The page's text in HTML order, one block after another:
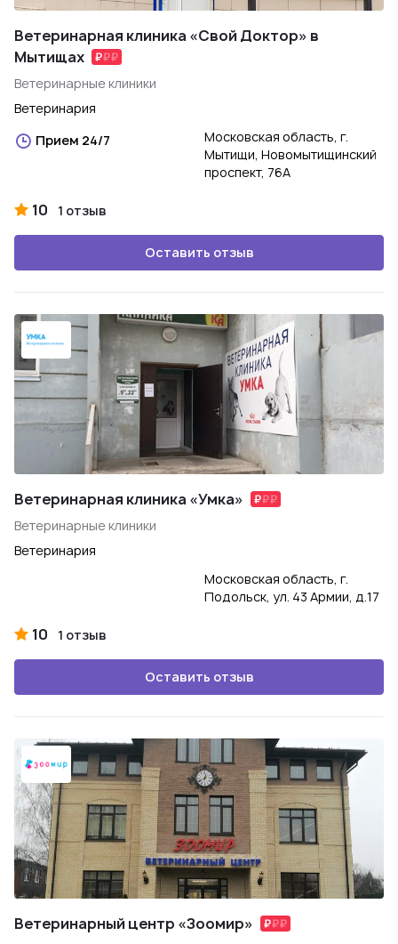
Ветеринарная клиника «Свой Доктор» в
Мытищах
Ветеринарные клиники
Ветеринария
Прием 24/7
Московская область, г.
Мытищи, Новомытищинский
проспект, 76А
10 1 отзыв
Оставить отзыв
Ветеринарная клиника «Умка»
Ветеринарные клиники
Ветеринария
Московская область, г.
Подольск, ул. 43 Армии, д.17
10 1 отзыв
Оставить отзыв
Ветеринарный центр «Зоомир»